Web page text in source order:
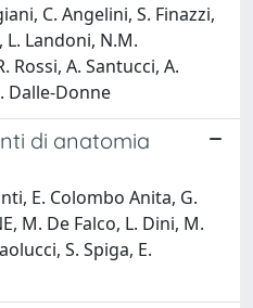
C. Angelini, S. Finazzi,
L. Landoni, N.M.
Rossi, A. Santucci, A.
Dalle-Donne
di anatomia
E. Colombo Anita, G.
M. De Falco, L. Dini, M.
S. Spiga, E.